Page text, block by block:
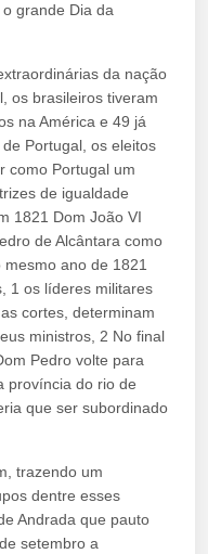
grande Dia da
da nação
os brasileiros tiveram
na América e 49 já
Portugal, os eleitos
como Portugal um
de igualdade
1821 Dom João VI
de Alcântara como
ano de 1821
1 os líderes militares
cortes, determinam
ministros, 2 No final
Pedro volte para
província do rio de
que ser subordinado
trazendo um
dentre esses
Andrada que pauto
setembro a